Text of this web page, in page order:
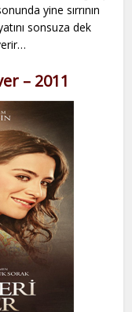
yine sırrının
sonsuza dek
– 2011